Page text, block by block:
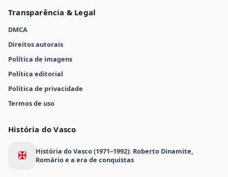
Transparência & Legal
DMCA
Direitos autorais
Política de imagens
Política editorial
Política de privacidade
Termos de uso
História do Vasco
✠
História do Vasco (1971–1992): Roberto Dinamite,
Romário e a era de conquistas